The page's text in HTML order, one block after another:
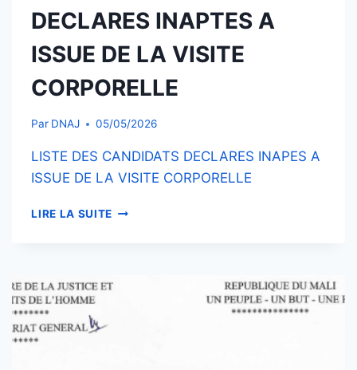
DECLARES INAPTES A
ISSUE DE LA VISITE
CORPORELLE
Par DNAJ 05/05/2026
LISTE DES CANDIDATS DECLARES INAPES A
ISSUE DE LA VISITE CORPORELLE
LIRE LA SUITE LISTE